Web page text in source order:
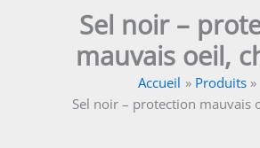
Sel noir –
mauvais oeil,
Accueil
Produits
Sel noir – protection mauvais